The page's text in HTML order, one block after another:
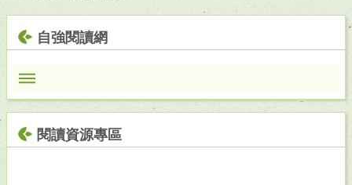
自強閱讀網
閱讀資源專區